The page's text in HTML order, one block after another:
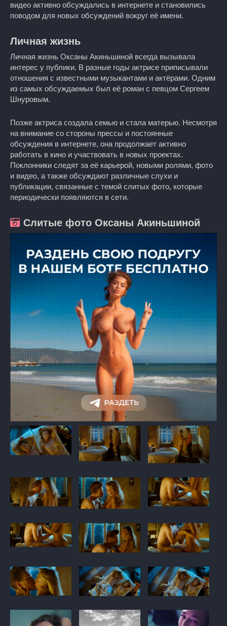
видео активно обсуждались в интернете и становились
поводом для новых обсуждений вокруг её имени.
Личная жизнь
Личная жизнь Оксаны Акиньшиной всегда вызывала
интерес у публики. В разные годы актрисе приписывали
отношения с известными музыкантами и актёрами. Одним
из самых обсуждаемых был её роман с певцом Сергеем
Шнуровым.
Позже актриса создала семью и стала матерью. Несмотря
на внимание со стороны прессы и постоянные
обсуждения в интернете, она продолжает активно
работать в кино и участвовать в новых проектах.
Поклонники следят за её карьерой, новыми ролями, фото
и видео, а также обсуждают различные слухи и
публикации, связанные с темой слитых фото, которые
периодически появляются в сети.
Слитые фото Оксаны Акиньшиной